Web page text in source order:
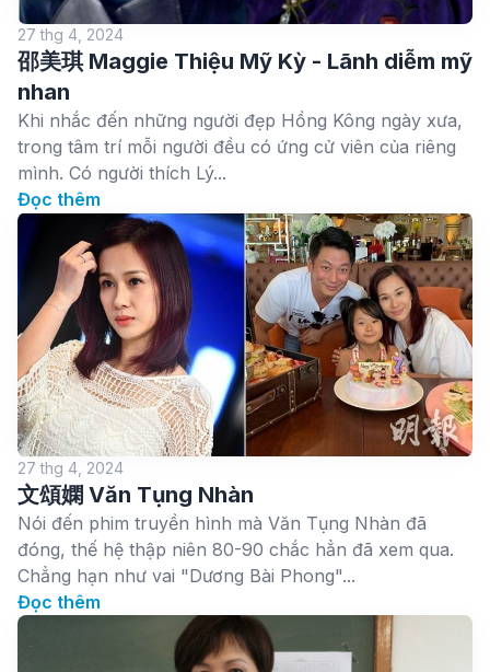
27 thg 4, 2024
邵美琪 Maggie Thiệu Mỹ Kỳ - Lãnh diễm mỹ
nhan
Khi nhắc đến những người đẹp Hồng Kông ngày xưa,
trong tâm trí mỗi người đều có ứng cử viên của riêng
mình. Có người thích Lý...
Đọc thêm
27 thg 4, 2024
文頌嫻 Văn Tụng Nhàn
Nói đến phim truyền hình mà Văn Tụng Nhàn đã
đóng, thế hệ thập niên 80-90 chắc hẳn đã xem qua.
Chẳng hạn như vai "Dương Bài Phong"...
Đọc thêm